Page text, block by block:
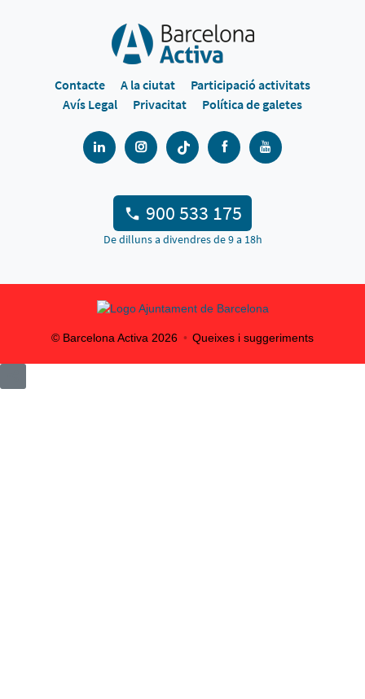
Contacte A la ciutat
Participació activitats
Avís Legal
Privacitat Política de galetes
900 533 175
De dilluns a divendres de 9 a 18h
© Barcelona Activa 2026 Queixes i suggeriments